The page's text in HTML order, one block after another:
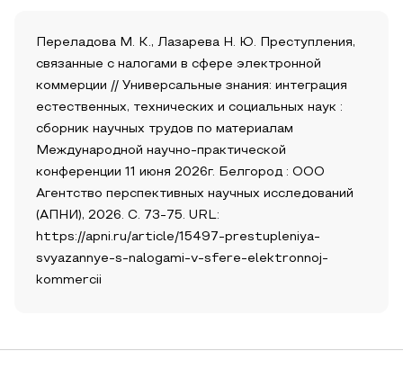
Переладова М. К., Лазарева Н. Ю. Преступления,
связанные с налогами в сфере электронной
коммерции // Универсальные знания: интеграция
естественных, технических и социальных наук :
сборник научных трудов по материалам
Международной научно-практической
конференции 11 июня 2026г. Белгород : ООО
Агентство перспективных научных исследований
(АПНИ), 2026. С. 73-75. URL:
https://apni.ru/article/15497-prestupleniya-
svyazannye-s-nalogami-v-sfere-elektronnoj-
kommercii